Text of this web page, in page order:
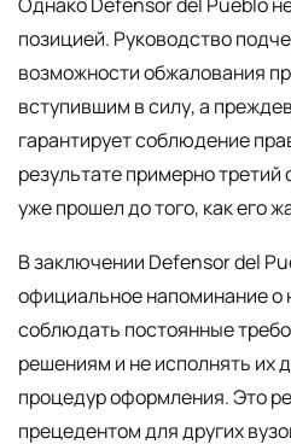
позицией. Руководство
возможности обжалования
вступившим в силу, а
гарантирует соблюдение
результате примерно третий
уже прошел до того, как его
В заключении Defensor del
официальное напоминание о
соблюдать постоянные
решениям и не исполнять их
процедур оформления. Это
прецедентом для других